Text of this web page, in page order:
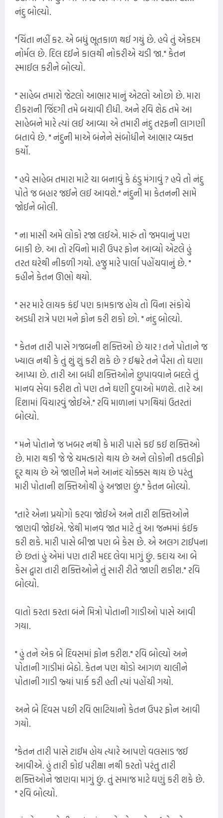
નંદુ બોલ્યો.
"ચિંતા નહીં કર. એ બધું ભૂતકાળ થઈ ગયું છે. હવે તું એકદમ
નોર્મલ છે. દિલ દઈને કાલથી નોકરીએ ચડી જા." કેતન
સ્માઈલ કરીને બોલ્યો.
" સાહેબ તમારો જેટલો આભાર માનું એટલો ઓછો છે. મારા
દીકરાની જિંદગી તમે બચાવી દીધી. અને રવિ શેઠ તમે આ
સાહેબને મારે ત્યાં લઈ આવ્યા એ તમારી નંદુ તરફની લાગણી
બતાવે છે. " નંદુની માએ બંનેને સંબોધીને આભાર વ્યક્ત
કર્યો.
" હવે સાહેબ તમારા માટે ચા બનાવું કે ઠંડુ મંગાવું ? હવે તો નંદુ
પોતે જ બહાર જઈને લઈ આવશે." નંદુની મા કેતનની સામે
જોઈને બોલી.
" ના માસી અમે લોકો રજા લઈએ. મારું તો જમવાનું પણ
બાકી છે. આ તો રવિનો મારી ઉપર ફોન આવ્યો એટલે હું
તરત ઘરેથી નીકળી ગયો. હજુ મારે પાર્લા પહોંચવાનું છે. "
કહીને કેતન ઊભો થયો.
" સર મારે લાયક કંઈ પણ કામકાજ હોય તો વિના સંકોચે
અડધી રાત્રે પણ મને ફોન કરી શકો છો. " નંદુ બોલ્યો.
" કેતન તારી પાસે ગજબની શક્તિઓ છે યાર ! તને પોતાને જ
ખ્યાલ નથી કે તું શું શું કરી શકે છે ? ઈશ્વરે તને પૈસા તો ઘણા
આપ્યા છે. તારી આ બધી શક્તિઓને છુપાવવાને બદલે તું
માનવ સેવા કરીશ તો પણ તને ઘણી દુવાઓ મળશે. તારે આ
દિશામાં વિચારવું જોઈએ." રવિ માળાનાં પગથિયાં ઉતરતાં
બોલ્યો.
" મને પોતાને જ ખબર નથી કે મારી પાસે કઈ કઈ શક્તિઓ
છે. મારા થકી જે જે ચમત્કારો થાય છે અને લોકોની તકલીફો
દૂર થાય છે એ જાણીને મને આનંદ ચોક્કસ થાય છે પરંતુ
મારી પોતાની શક્તિઓથી હું અજાણ છું." કેતન બોલ્યો.
"તારે એના પ્રયોગો કરવા જોઈએ અને તારી શક્તિઓને
જાણવી જોઈએ. જેથી માનવ જાત માટે તું આ જન્મમાં કંઈક
કરી શકે. મારી પાસે બીજા પણ બે કેસ છે. એ અલગ ટાઈપના
છે છતાં હું એમાં પણ તારી મદદ લેવા માગું છું. કદાચ આ બે
કેસ દ્વારા તારી શક્તિઓને તું સારી રીતે જાણી શકીશ." રવિ
બોલ્યો.
વાતો કરતા કરતા બંને મિત્રો પોતાની ગાડીઓ પાસે આવી
ગયા.
" હું તને એક બે દિવસમાં ફોન કરીશ." રવિ બોલ્યો અને
પોતાની ગાડીમાં બેઠો. કેતન પણ થોડો આગળ ચાલીને
પોતાની ગાડી જ્યાં પાર્ક કરી હતી ત્યાં પહોંચી ગયો.
અને બે દિવસ પછી રવિ ભાટિયાનો કેતન ઉપર ફોન આવી
ગયો.
"કેતન તારી પાસે ટાઈમ હોય ત્યારે આપણે વલસાડ જઈ
આવીએ. હું તારી કોઈ પરીક્ષા નથી કરતો પરંતુ તારી
શક્તિઓને જાણવા માગું છું. તું સમાજ માટે ઘણું કરી શકે છે.
" રવિ બોલ્યો.